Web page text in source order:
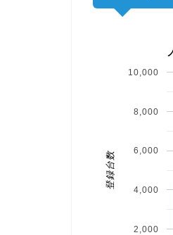
2,000
4,000
6,000
8,000
10,000
登録台数